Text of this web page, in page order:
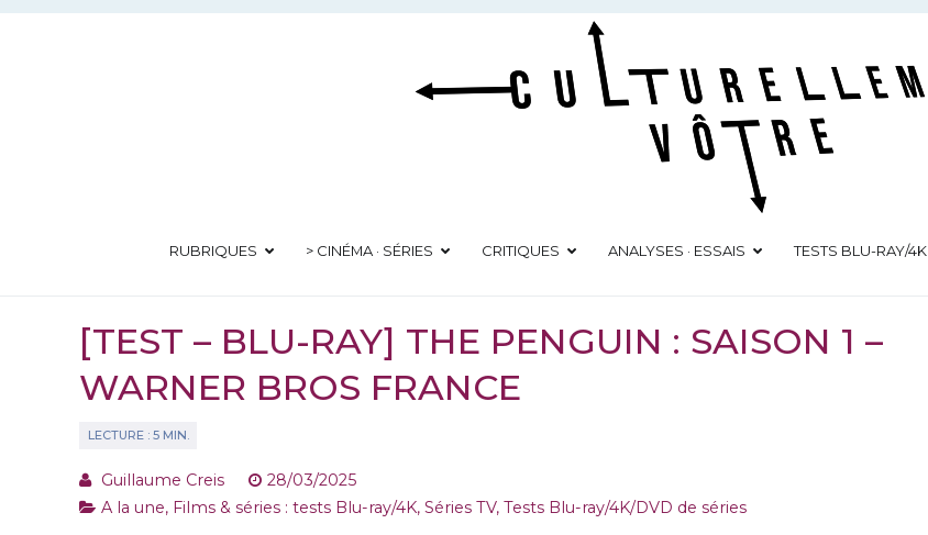
Aller
Culturellement Vôtre
RUBRIQUES > CINÉMA · SÉRIES CRITIQUES ANALYSES · ESSAIS TESTS BLU-RAY/4K
[TEST – BLU-RAY] THE PENGUIN : SAISON 1 –
WARNER BROS FRANCE
Guillaume Creis
28/03/2025
A la une, Films & séries : tests Blu-ray/4K, Séries TV, Tests Blu-ray/4K/DVD de séries